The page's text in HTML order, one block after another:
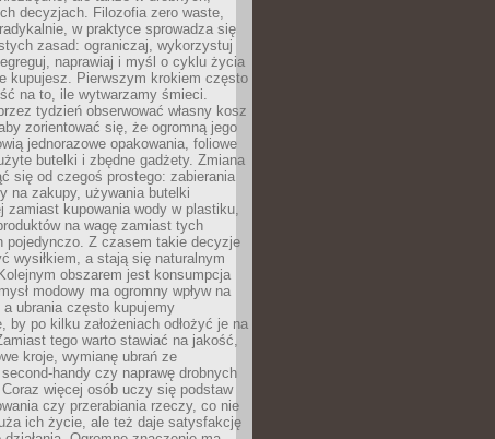
decyzjach. Filozofia zero waste,
w praktyce sprowadza się
zasad: ograniczaj, wykorzystuj
naprawiaj i myśl o cyklu życia
kupujesz. Pierwszym krokiem często
na to, ile wytwarzamy śmieci.
tydzień obserwować własny kosz
zorientować się, że ogromną jego
jednorazowe opakowania, foliowe
butelki i zbędne gadżety. Zmiana
się od czegoś prostego: zabierania
na zakupy, używania butelki
zamiast kupowania wody w plastiku,
na wagę zamiast tych
pojedynczo. Z czasem takie decyzje
wysiłkiem, a stają się naturalnym
obszarem jest konsumpcja
modowy ma ogromny wpływ na
a ubrania często kupujemy
by po kilku założeniach odłożyć je na
tego warto stawiać na jakość,
kroje, wymianę ubrań ze
handy czy naprawę drobnych
więcej osób uczy się podstaw
czy przerabiania rzeczy, co nie
ich życie, ale też daje satysfakcję